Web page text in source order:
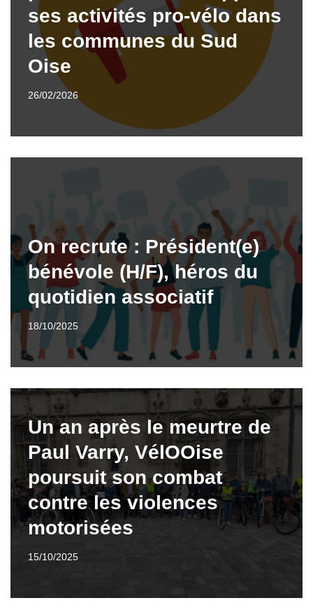
ses activités pro-vélo dans
les communes du Sud
Oise
26/02/2026
On recrute : Président(e)
bénévole (H/F), héros du
quotidien associatif
18/10/2025
Un an après le meurtre de
Paul Varry, VélOOise
poursuit son combat
contre les violences
motorisées
15/10/2025